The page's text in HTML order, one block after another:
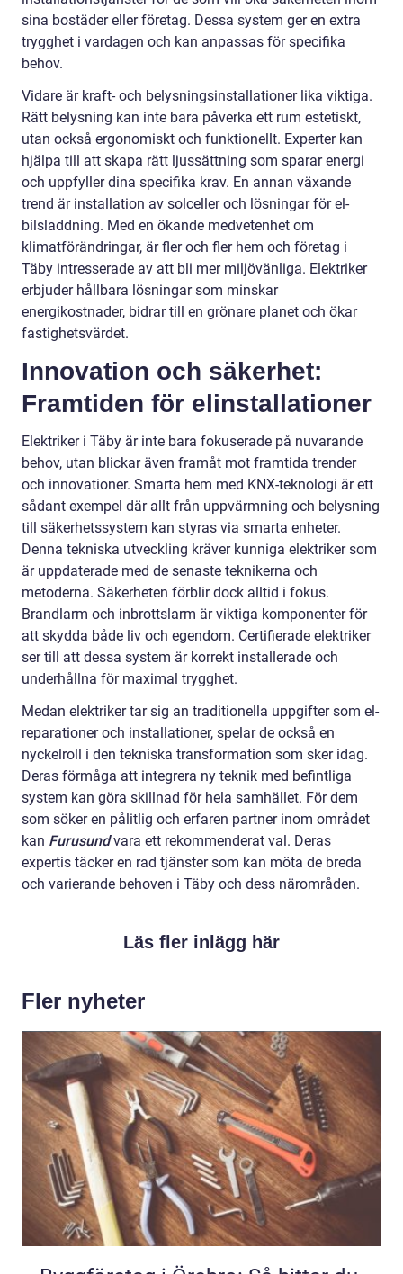
sina bostäder eller företag. Dessa system ger en extra
trygghet i vardagen och kan anpassas för specifika
behov.
Vidare är kraft- och belysningsinstallationer lika viktiga.
Rätt belysning kan inte bara påverka ett rum estetiskt,
utan också ergonomiskt och funktionellt. Experter kan
hjälpa till att skapa rätt ljussättning som sparar energi
och uppfyller dina specifika krav. En annan växande
trend är installation av solceller och lösningar för el-
bilsladdning. Med en ökande medvetenhet om
klimatförändringar, är fler och fler hem och företag i
Täby intresserade av att bli mer miljövänliga. Elektriker
erbjuder hållbara lösningar som minskar
energikostnader, bidrar till en grönare planet och ökar
fastighetsvärdet.
Innovation och säkerhet:
Framtiden för elinstallationer
Elektriker i Täby är inte bara fokuserade på nuvarande
behov, utan blickar även framåt mot framtida trender
och innovationer. Smarta hem med KNX-teknologi är ett
sådant exempel där allt från uppvärmning och belysning
till säkerhetssystem kan styras via smarta enheter.
Denna tekniska utveckling kräver kunniga elektriker som
är uppdaterade med de senaste teknikerna och
metoderna. Säkerheten förblir dock alltid i fokus.
Brandlarm och inbrottslarm är viktiga komponenter för
att skydda både liv och egendom. Certifierade elektriker
ser till att dessa system är korrekt installerade och
underhållna för maximal trygghet.
Medan elektriker tar sig an traditionella uppgifter som el-
reparationer och installationer, spelar de också en
nyckelroll i den tekniska transformation som sker idag.
Deras förmåga att integrera ny teknik med befintliga
system kan göra skillnad för hela samhället. För dem
som söker en pålitlig och erfaren partner inom området
kan Furusund vara ett rekommenderat val. Deras
expertis täcker en rad tjänster som kan möta de breda
och varierande behoven i Täby och dess närområden.
Läs fler inlägg här
Fler nyheter